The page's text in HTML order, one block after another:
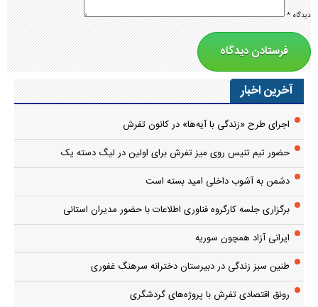
دیدگاه*
آخرین اخبار
اجرای طرح «زندگی با آیه‌ها» در کانون تفرش
حضور تیم تنیس روی میز تفرش برای اولین در لیگ دسته یک
دشمن به آشوب داخلی امید بسته است
برگزاری جلسه کارگروه فناوری اطلاعات با حضور مدیران استانی
ایرانی آزاد همچون سوریه
طنین سبز زندگی در دبیرستان دخترانه سرهنگ غفوری
رونق اقتصادی تفرش با پروژه‌های گردشگری